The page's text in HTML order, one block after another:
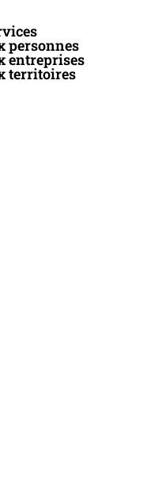
personnes
entreprises
territoires